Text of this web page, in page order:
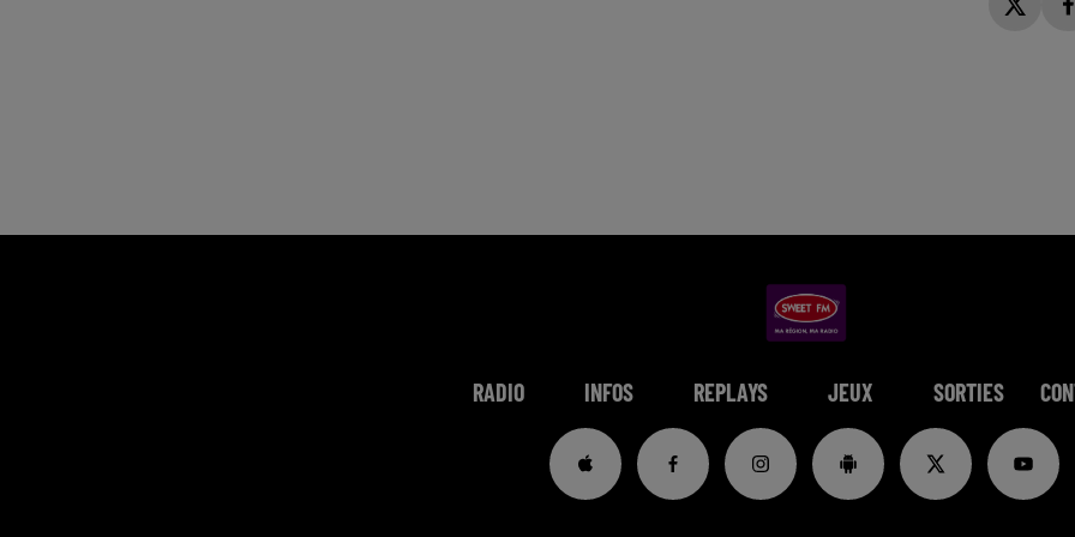
RADIO INFOS REPLAYS JEUX SORTIES